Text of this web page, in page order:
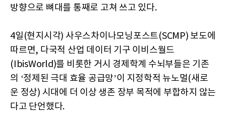
방향으로 뼈대를 통째로 고쳐 쓰고 있다.
4일(현지시각) 사우스차이나모닝포스트(SCMP) 보도에
따르면, 다국적 산업 데이터 기구 이비스월드
(IbisWorld)를 비롯한 거시 경제학계 수뇌부들은 기존
의 ‘정제된 극대 효율 공급망’이 지정학적 뉴노멀(새로
운 정상) 시대에 더 이상 생존 장부 목적에 부합하지 않는
다고 단언했다.